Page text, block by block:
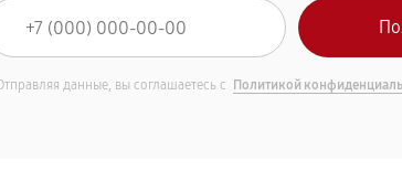
данные, вы соглашаетесь с Политикой